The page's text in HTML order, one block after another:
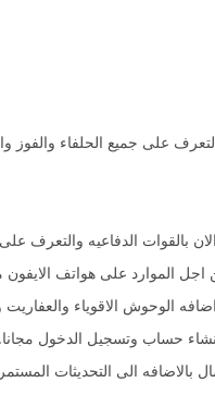
على جميع الحلفاء والفوز
الدفاعيه والتعرف على
الموارد على هواتف
حساب وتسجيل الدخول مجانا.
الى التحديثات